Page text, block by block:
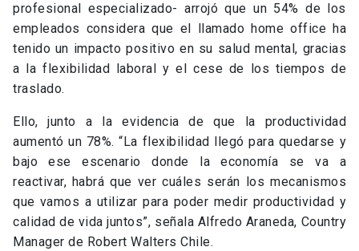
profesional especializado- arrojó que un 54% de los
empleados considera que el llamado home office ha
tenido un impacto positivo en su salud mental, gracias
a la flexibilidad laboral y el cese de los tiempos de
traslado.
Ello, junto a la evidencia de que la productividad
aumentó un 78%. “La flexibilidad llegó para quedarse y
bajo ese escenario donde la economía se va a
reactivar, habrá que ver cuáles serán los mecanismos
que vamos a utilizar para poder medir productividad y
calidad de vida juntos”, señala Alfredo Araneda, Country
Manager de Robert Walters Chile.